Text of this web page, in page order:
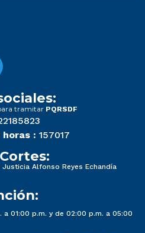
tramitar PQRSDF
: 157017
Alfonso Reyes Echandía
a 01:00 p.m. y de 02:00 p.m. a 05:00